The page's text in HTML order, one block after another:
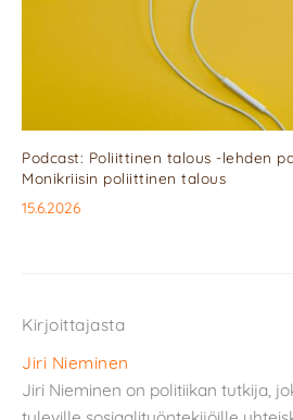
Podcast: Poliittinen talous -lehden
Monikriisin poliittinen talous
15.6.2026
Kirjoittajasta
Jiri Nieminen
Jiri Nieminen on politiikan tutkija,